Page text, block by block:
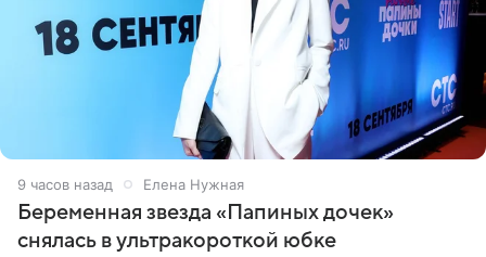
9 часов назад Елена Нужная
Беременная звезда «Папиных дочек»
снялась в ультракороткой юбке